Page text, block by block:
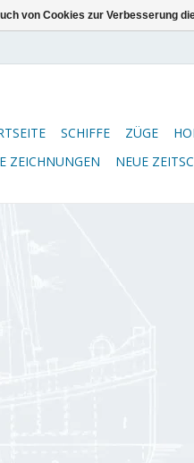
SCHIFFE ZÜGE
ZEICHNUNGEN
NEUE
von Cookies zur Verbesserung